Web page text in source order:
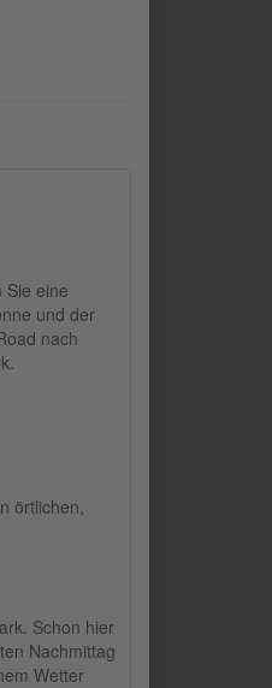
Sie eine
und der
nach
örtlichen,
Schon hier
Nachmittag
Wetter